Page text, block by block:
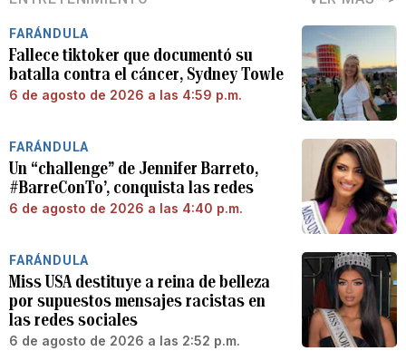
FARÁNDULA
Fallece tiktoker que documentó su
batalla contra el cáncer, Sydney Towle
6 de agosto de 2026 a las 4:59 p.m.
FARÁNDULA
Un “challenge” de Jennifer Barreto,
#BarreConTo’, conquista las redes
6 de agosto de 2026 a las 4:40 p.m.
FARÁNDULA
Miss USA destituye a reina de belleza
por supuestos mensajes racistas en
las redes sociales
6 de agosto de 2026 a las 2:52 p.m.